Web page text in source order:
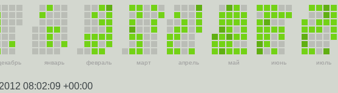
январь февраль март апрель май июнь июль
08:02:09 +00:00